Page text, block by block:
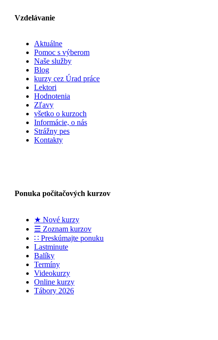
Vzdelávanie
Aktuálne
Pomoc s výberom
Naše služby
Blog
kurzy cez Úrad práce
Lektori
Hodnotenia
Zľavy
všetko o kurzoch
Informácie, o nás
Strážny pes
Kontakty
Ponuka počítačových kurzov
★ Nové kurzy
☰ Zoznam kurzov
∷ Preskúmajte ponuku
Lastminute
Balíky
Termíny
Videokurzy
Online kurzy
Tábory 2026